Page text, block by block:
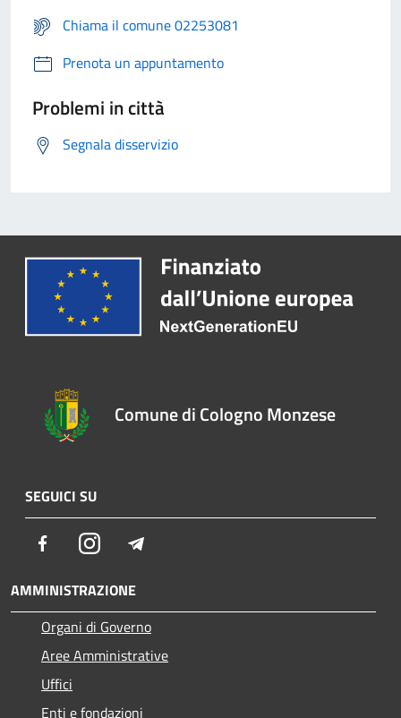
Chiama il comune 02253081
Prenota un appuntamento
Problemi in città
Segnala disservizio
Comune di Cologno Monzese
SEGUICI SU
FacebookInstagram
AMMINISTRAZIONE
Organi di Governo
Aree Amministrative
Uffici
Enti e fondazioni